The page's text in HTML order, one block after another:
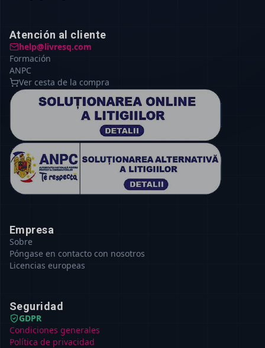
Atención al cliente
help@livresq.com
Formación
ANPC
Ver cesta de la compra
Empresa
Sobre
Póngase en contacto con nosotros
Licencias europeas
Seguridad
GDPR
Condiciones generales
Política de privacidad